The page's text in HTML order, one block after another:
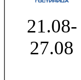
21.08-
27.08